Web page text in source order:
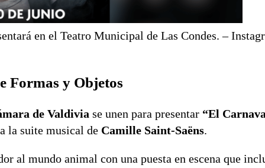
en el Teatro Municipal de Las Condes. –
Formas y Objetos
de Valdivia se unen para presentar “El
la suite musical de Camille Saint-Saëns.
al mundo animal con una puesta en escena que